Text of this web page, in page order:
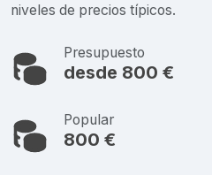
niveles de precios típicos.
Presupuesto
desde 800 €
Popular
800 €